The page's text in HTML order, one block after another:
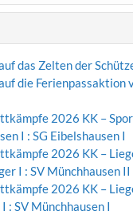
das Zelten der
die Ferienpassaktion
2026 KK –
I : SG Eibelshausen I
2026 KK –
I : SV Münchhausen II
2026 KK –
: SV Münchhausen I